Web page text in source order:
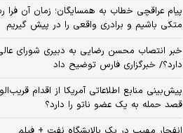
پیام عراقچی خطاب به همسایگان؛ زمان آن
متکی باشیم و برادری واقعی را در پیش گیریم
خبر انتصاب محسن رضایی به دبیری شورای
دارد؟/ خبرگزاری فارس توضیح داد
پیش‌بینی منابع اطلاعاتی آمریکا از اقدام
قصد حمله به یک عضو ناتو را دارد؟